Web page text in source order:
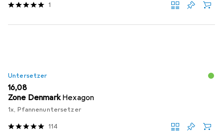
1
Untersetzer
EUR
16,08
Zone Denmark Hexagon
1x, Pfannenuntersetzer
114